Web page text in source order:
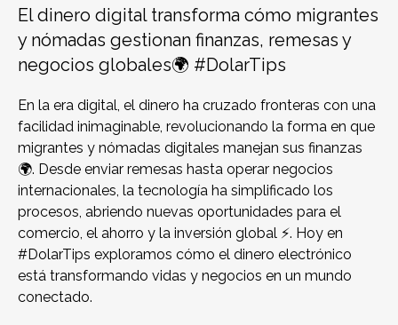
El dinero digital transforma cómo migrantes
y nómadas gestionan finanzas, remesas y
negocios globales🌍 #DolarTips
En la era digital, el dinero ha cruzado fronteras con una
facilidad inimaginable, revolucionando la forma en que
migrantes y nómadas digitales manejan sus finanzas
🌍. Desde enviar remesas hasta operar negocios
internacionales, la tecnología ha simplificado los
procesos, abriendo nuevas oportunidades para el
comercio, el ahorro y la inversión global ⚡. Hoy en
#DolarTips exploramos cómo el dinero electrónico
está transformando vidas y negocios en un mundo
conectado.